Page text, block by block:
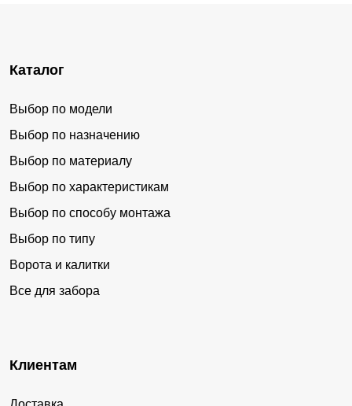
Каталог
Выбор по модели
Выбор по назначению
Выбор по материалу
Выбор по характеристикам
Выбор по способу монтажа
Выбор по типу
Ворота и калитки
Все для забора
Клиентам